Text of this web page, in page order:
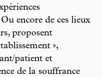
Ou encore de ces lieux
proposent
»,
patient et
de la souffrance